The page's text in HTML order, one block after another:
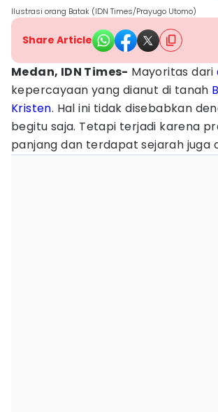
Ilustrasi orang Batak (IDN Times/Prayugo Utomo)
Share Article
Medan, IDN Times- Mayoritas dari
kepercayaan yang dianut di tanah
Kristen. Hal ini tidak disebabkan
begitu saja. Tetapi terjadi karena
panjang dan terdapat sejarah juga